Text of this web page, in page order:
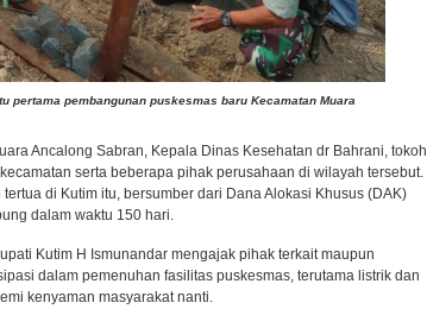
pertama pembangunan puskesmas baru Kecamatan Muara
Ancalong Sabran, Kepala Dinas Kesehatan dr Bahrani, tokoh
serta beberapa pihak perusahaan di wilayah tersebut.
di Kutim itu, bersumber dari Dana Alokasi Khusus (DAK)
dalam waktu 150 hari.
Kutim H Ismunandar mengajak pihak terkait maupun
dalam pemenuhan fasilitas puskesmas, terutama listrik dan
kenyaman masyarakat nanti.